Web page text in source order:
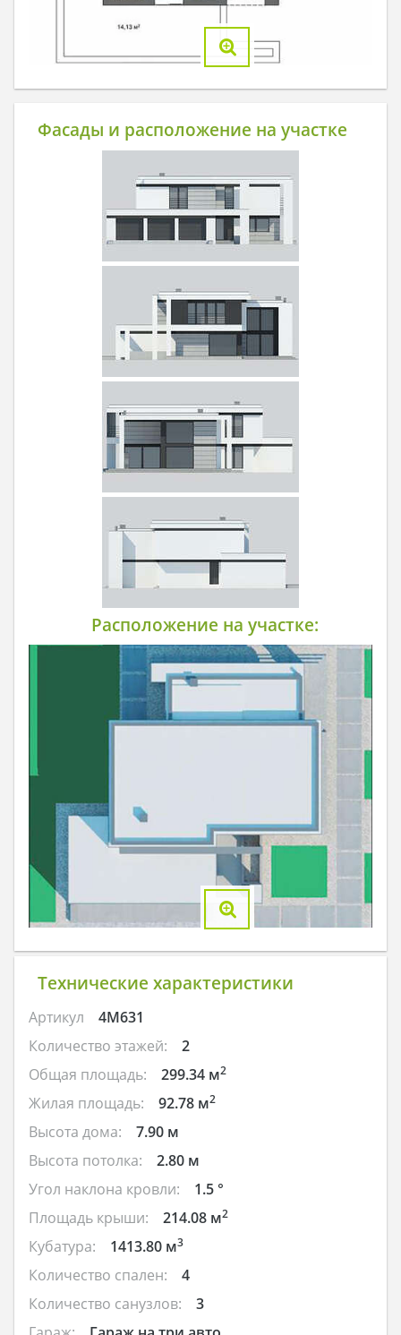
Фасады и расположение на участке
Расположение на участке:
Технические характеристики
Артикул
4M631
Количество этажей:
2
Общая площадь:
299.34 м2
Жилая площадь: 92.78 м2
Высота дома:
7.90 м
Высота потолка:
2.80 м
Угол наклона кровли:
1.5 °
Площадь крыши:
214.08 м2
Кубатура: 1413.80 м3
Количество спален:
4
Количество санузлов:
3